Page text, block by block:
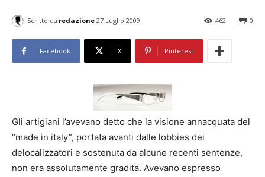
Scritto da redazione 27 Luglio 2009 0
462
Facebook X Pinterest
Gli artigiani l’avevano detto che la visione annacquata del
“made in italy”, portata avanti dalle lobbies dei
delocalizzatori e sostenuta da alcune recenti sentenze,
non era assolutamente gradita. Avevano espresso